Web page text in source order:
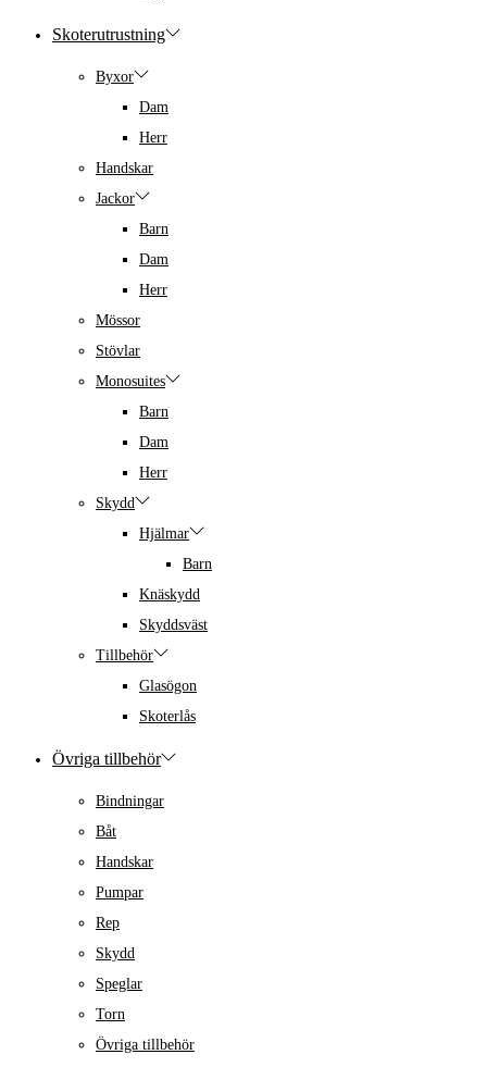
Skoterutrustning
Byxor
Dam
Herr
Handskar
Jackor
Barn
Dam
Herr
Mössor
Stövlar
Monosuites
Barn
Dam
Herr
Skydd
Hjälmar
Barn
Knäskydd
Skyddsväst
Tillbehör
Glasögon
Skoterlås
Övriga tillbehör
Bindningar
Båt
Handskar
Pumpar
Rep
Skydd
Speglar
Torn
Övriga tillbehör